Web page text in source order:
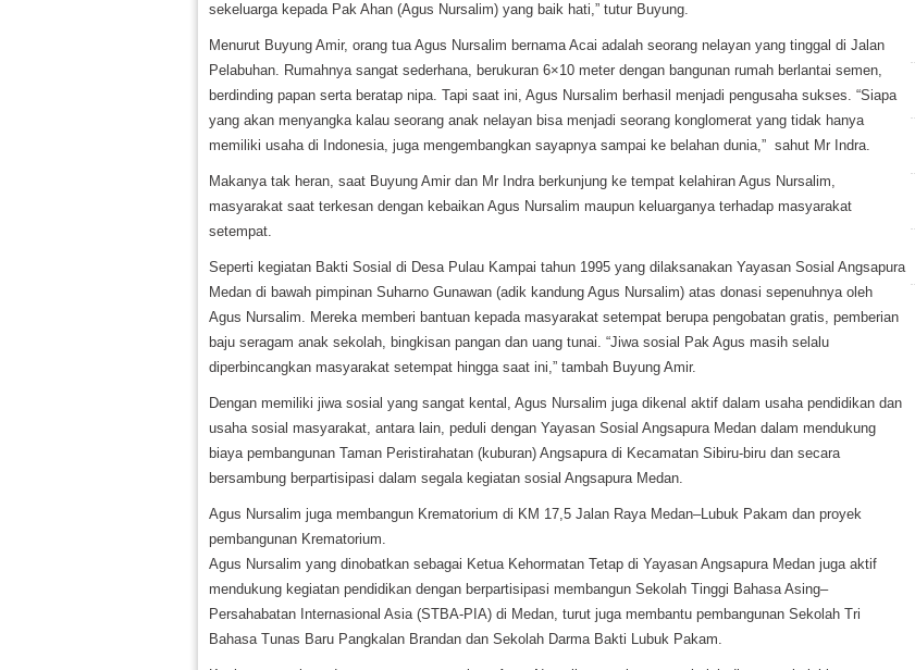
sekeluarga kepada Pak Ahan (Agus Nursalim) yang baik hati,” tutur Buyung.
Menurut Buyung Amir, orang tua Agus Nursalim bernama Acai adalah seorang nelayan yang tinggal di Jalan
Pelabuhan. Rumahnya sangat sederhana, berukuran 6×10 meter dengan bangunan rumah berlantai semen,
berdinding papan serta beratap nipa. Tapi saat ini, Agus Nursalim berhasil menjadi pengusaha sukses. “Siapa
yang akan menyangka kalau seorang anak nelayan bisa menjadi seorang konglomerat yang tidak hanya
memiliki usaha di Indonesia, juga mengembangkan sayapnya sampai ke belahan dunia,” sahut Mr Indra.
Makanya tak heran, saat Buyung Amir dan Mr Indra berkunjung ke tempat kelahiran Agus Nursalim,
masyarakat saat terkesan dengan kebaikan Agus Nursalim maupun keluarganya terhadap masyarakat
setempat.
Seperti kegiatan Bakti Sosial di Desa Pulau Kampai tahun 1995 yang dilaksanakan Yayasan Sosial Angsapura
Medan di bawah pimpinan Suharno Gunawan (adik kandung Agus Nursalim) atas donasi sepenuhnya oleh
Agus Nursalim. Mereka memberi bantuan kepada masyarakat setempat berupa pengobatan gratis, pemberian
baju seragam anak sekolah, bingkisan pangan dan uang tunai. “Jiwa sosial Pak Agus masih selalu
diperbincangkan masyarakat setempat hingga saat ini,” tambah Buyung Amir.
Dengan memiliki jiwa sosial yang sangat kental, Agus Nursalim juga dikenal aktif dalam usaha pendidikan dan
usaha sosial masyarakat, antara lain, peduli dengan Yayasan Sosial Angsapura Medan dalam mendukung
biaya pembangunan Taman Peristirahatan (kuburan) Angsapura di Kecamatan Sibiru-biru dan secara
bersambung berpartisipasi dalam segala kegiatan sosial Angsapura Medan.
Agus Nursalim juga membangun Krematorium di KM 17,5 Jalan Raya Medan–Lubuk Pakam dan proyek
pembangunan Krematorium.
Agus Nursalim yang dinobatkan sebagai Ketua Kehormatan Tetap di Yayasan Angsapura Medan juga aktif
mendukung kegiatan pendidikan dengan berpartisipasi membangun Sekolah Tinggi Bahasa Asing–
Persahabatan Internasional Asia (STBA-PIA) di Medan, turut juga membantu pembangunan Sekolah Tri
Bahasa Tunas Baru Pangkalan Brandan dan Sekolah Darma Bakti Lubuk Pakam.